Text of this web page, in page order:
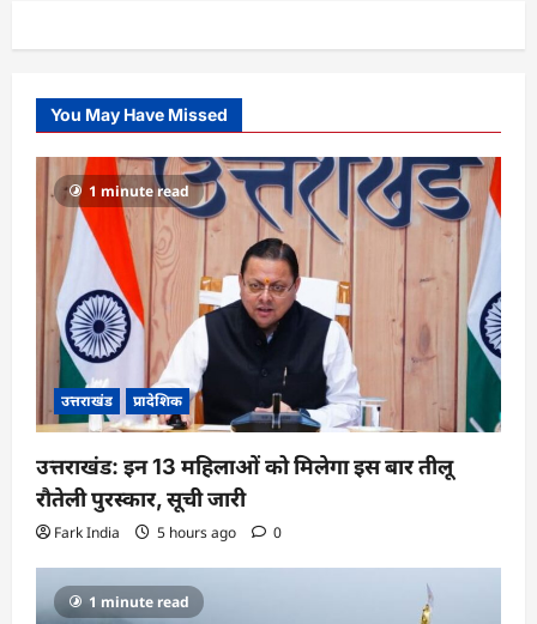
You May Have Missed
1 minute read
उत्तराखंड प्रादेशिक
उत्तराखंड: इन 13 महिलाओं को मिलेगा इस बार तीलू
रौतेली पुरस्कार, सूची जारी
Fark India 5 hours ago 0
1 minute read